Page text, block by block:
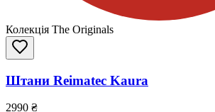
Колекція The Originals
Штани Reimatec Kaura
2990 ₴